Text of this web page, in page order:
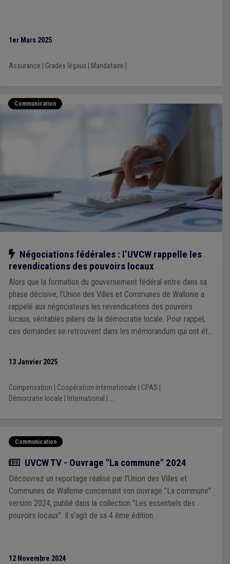
1er Mars 2025
Assurance Grades légaux| Mandataire
Communication
Notre action
Négociations fédérales : l’UVCW rappelle les
revendications des pouvoirs locaux
Alors que la formation du gouvernement fédéral entre dans sa
phase décisive, l’Union des Villes et Communes de Wallonie a
rappelé aux négociateurs les revendications des pouvoirs
locaux, véritables piliers de la démocratie locale. Pour rappel,
ces demandes se retrouvent dans les mémorandum qui ont été
établis par les 3 Unions des Villes et Communes du pays (VVSG,
13 Janvier 2025
Compensation Coopération internationale CPAS
Démocratie locale
International ...
Communication
Actualité
UVCW TV - Ouvrage "La commune" 2024
Découvrez un reportage réalisé par l'Union des Villes et
Communes de Wallonie concernant son ouvrage "La commune"
version 2024, publié dans la collection "Les essentiels des
pouvoirs locaux". Il s’agit de sa 4 ème édition.
12 Novembre 2024